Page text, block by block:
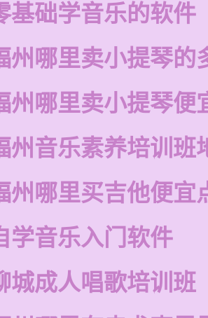
基础学音乐的软件
州哪里卖小提琴的
州哪里卖小提琴便
州音乐素养培训班
州哪里买吉他便宜
学音乐入门软件
城成人唱歌培训班